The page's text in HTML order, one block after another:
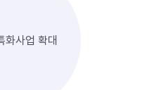
화사업 확대